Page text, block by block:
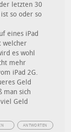
letzten 30
so oder so
eines iPad
welcher
es wohl
mehr
iPad 2G.
Geld
man sich
Geld
ANTWORTEN